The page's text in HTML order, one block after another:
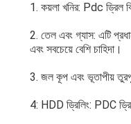
1. কয়লা খনির: Pdc ড্রিল
2. তেল এবং গ্যাস: এটি
এবং সবচেয়ে বেশি চাহিদা।
3. জল কূপ এবং ভূতাপীয়
4: HDD ড্রিলিং: PDC